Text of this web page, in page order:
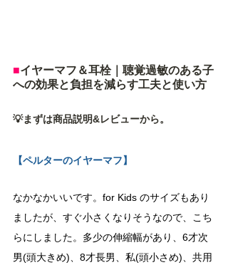
■イヤーマフ＆耳栓｜聴覚過敏のある子
への効果と負担を減らす工夫と使い方
💡まずは商品説明&レビューから。
【ペルターのイヤーマフ】
なかなかいいです。for Kids のサイズもあり
ましたが、すぐ小さくなりそうなので、こち
らにしました。多少の伸縮幅があり、6才次
男(頭大きめ)、8才長男、私(頭小さめ)、共用